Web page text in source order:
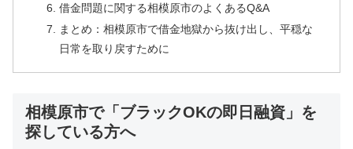
借金問題に関する相模原市のよくあるQ&A
まとめ：相模原市で借金地獄から抜け出し、平穏な
日常を取り戻すために
相模原市で「ブラックOKの即日融資」を
探している方へ